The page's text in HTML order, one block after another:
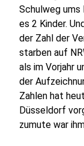
Schulweg ums
es 2 Kinder.
der Zahl der
starben auf
als im Vorjahr
der
Zahlen hat
Düsseldorf
zumute war